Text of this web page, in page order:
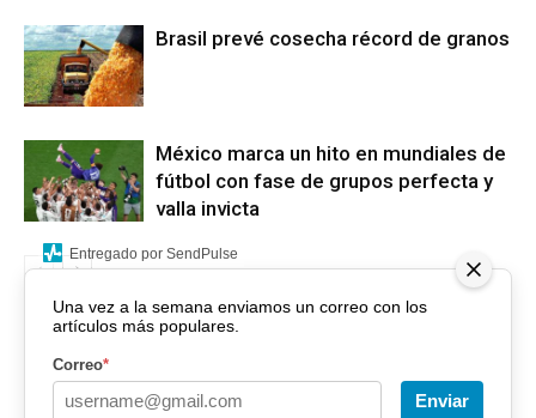
Brasil prevé cosecha récord de granos
México marca un hito en mundiales de
fútbol con fase de grupos perfecta y
valla invicta
Una vez a la semana enviamos un correo con los
artículos más populares.
Correo*
Enviar
Entregado por SendPulse